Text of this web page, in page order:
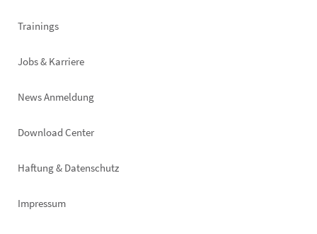
Trainings
Jobs & Karriere
News Anmeldung
Footer
Download Center
Haftung & Datenschutz
Impressum